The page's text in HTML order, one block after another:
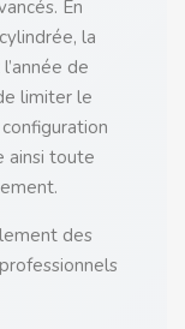
En
la
de
limiter le
ainsi toute
des